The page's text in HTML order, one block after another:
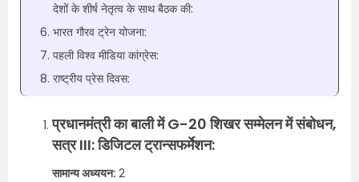
देशों के शीर्ष नेतृत्व के साथ बैठक की:
भारत गौरव ट्रेन योजना:
पहली विश्व मीडिया कांग्रेस:
राष्ट्रीय प्रेस दिवस:
प्रधानमंत्री का बाली में G-20 शिखर सम्मेलन में संबोधन,
सत्र III: डिजिटल ट्रान्सफर्मेशन:
सामान्य अध्ययन: 2